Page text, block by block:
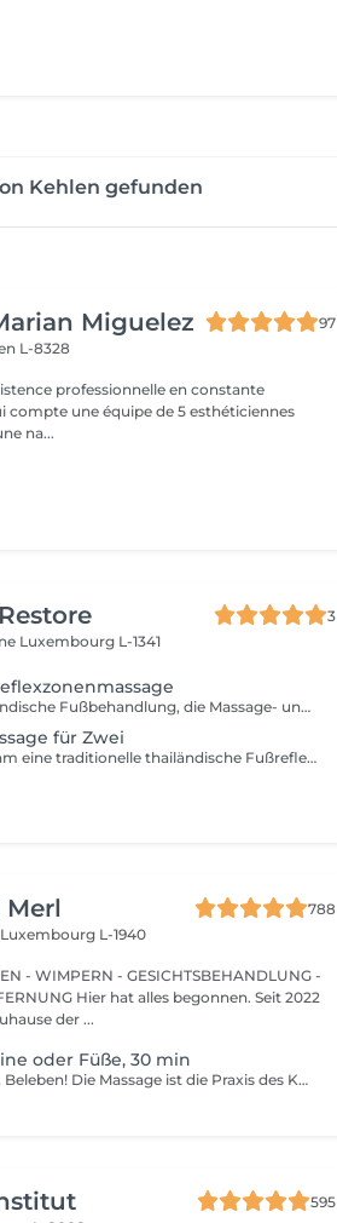
Kehlen gefunden
Miguelez
97
L-8328
professionnelle en constante
compte une équipe de 5 esthéticiennes
na...
3
Luxembourg L-1341
Eine traditionelle thailändische Fußbehandlung, die Massage- und Drucktechniken an Füßen und Unterschenkeln kombiniert. Diese entspannende Anwendung hilft, müde Füße zu entlasten, die Durchblutung anzuregen, Stress abzubauen und ein angenehmes Gefühl von Ausgeglichenheit und Wohlbefinden zu fördern.
für Zwei
Genießen Sie gemeinsam eine traditionelle thailändische Fußreflexzonenmassage. Durch gezielte Drucktechniken an Füßen und Unterschenkeln hilft diese entspannende Behandlung dabei, müde Füße zu entlasten, die Durchblutung anzuregen und ein angenehmes Gefühl von Ausgeglichenheit und Wohlbefinden zu fördern.
Merl
788
Luxembourg L-1940
- WIMPERN - GESICHTSBEHANDLUNG -
Seit 2022
der ...
oder Füße, 30 min
Entspannen, Erneuern, Beleben! Die Massage ist die Praxis des Knetens oder Manipulierens der Muskeln und anderer Weichteile einer Person, um Stress zu reduzieren, Muskelschmerzen zu lindern, die Entspannung zu fördern und die Funktion des Immunsystems zu verbessern. Vorteile einer Bein - oder Fußmassage: - reduziert Stress - entspannend - verbessert die Durchblutung - verbessert das Immunsystem des Körpers Wie wird eine Bein- oder Fußmassage durchgeführt? - Füße und Beine werden massiert Altersbeschränkungen: es gibt keine Altersbeschränkungen für dieses Verfahren. Empfehlungen nach dem Eingriff: nach dem Eingriff 2-3 Stunden keinen Sport und plötzliche Bewegungen machen. Frequenz: 1-2 Mal pro Woche, insgesamt 10 Mal. Wiederholen Sie den Eingriff alle 3-6 Monate.
595